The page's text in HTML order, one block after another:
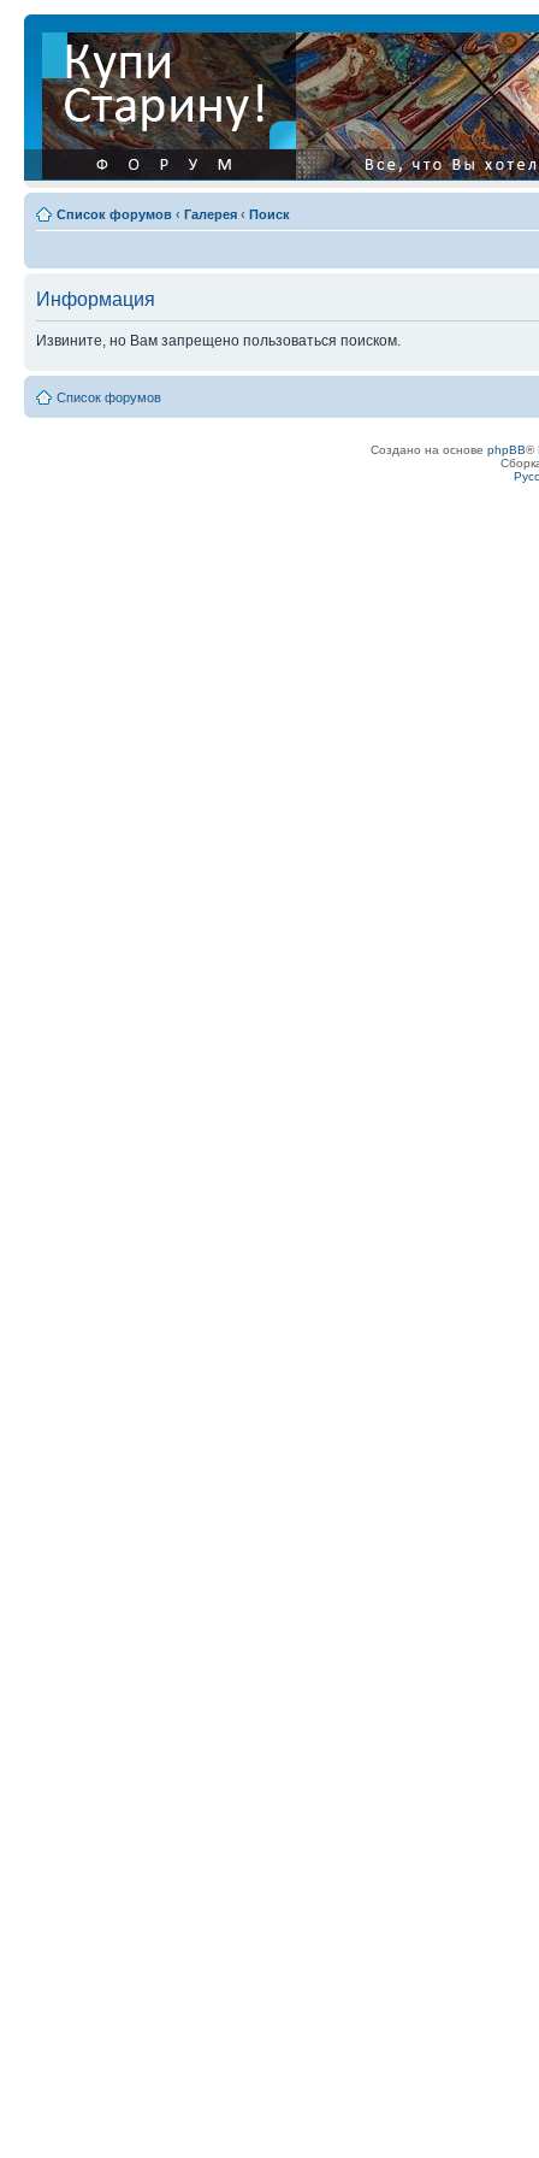
Список форумов ‹ Галерея ‹ Поиск
Информация
Извините, но Вам запрещено пользоваться поиском.
Список форумов
Создано на основе phpBB®